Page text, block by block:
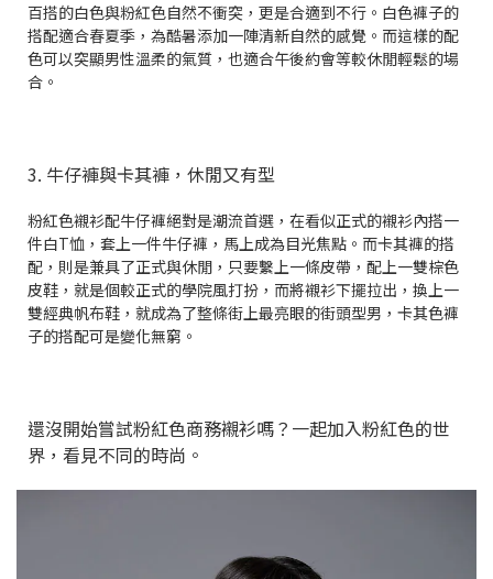
百搭的白色與粉紅色自然不衝突，更是合適到不行。白色褲子的
搭配適合春夏季，為酷暑添加一陣清新自然的感覺。而這樣的配
色可以突顯男性溫柔的氣質，也適合午後約會等較休閒輕鬆的場
合。
3. 牛仔褲與卡其褲，休閒又有型
粉紅色襯衫配牛仔褲絕對是潮流首選，在看似正式的襯衫內搭一
件白T恤，套上一件牛仔褲，馬上成為目光焦點。而卡其褲的搭
配，則是兼具了正式與休閒，只要繫上一條皮帶，配上一雙棕色
皮鞋，就是個較正式的學院風打扮，而將襯衫下擺拉出，換上一
雙經典帆布鞋，就成為了整條街上最亮眼的街頭型男，卡其色褲
子的搭配可是變化無窮。
還沒開始嘗試粉紅色商務襯衫嗎？一起加入粉紅色的世
界，看見不同的時尚。